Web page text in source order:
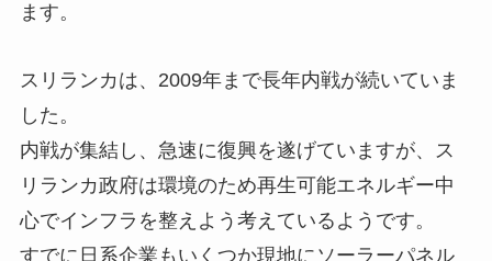
ます。
スリランカは、2009年まで長年内戦が続いていま
した。
内戦が集結し、急速に復興を遂げていますが、ス
リランカ政府は環境のため再生可能エネルギー中
心でインフラを整えよう考えているようです。
すでに日系企業もいくつか現地にソーラーパネル